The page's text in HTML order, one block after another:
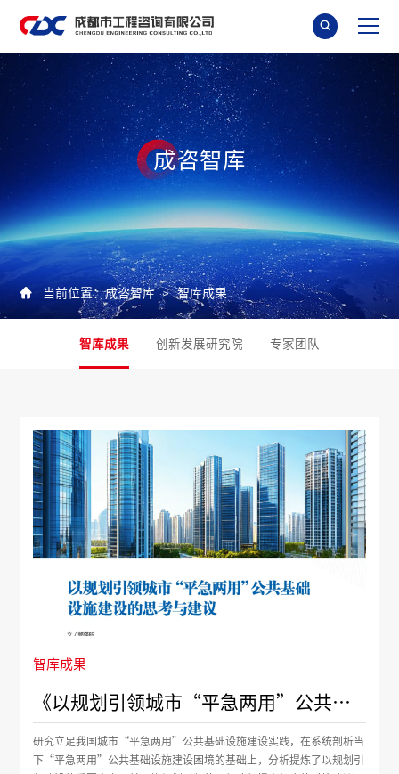

成咨智库
 当前位置：成咨智库 > 智库成果
智库成果 创新发展研究院 专家团队
智库成果
《以规划引领城市“平急两用”公共基础设施建设的思考与建议》
研究立足我国城市“平急两用”公共基础设施建设实践，在系统剖析当
下“平急两用”公共基础设施建设困境的基础上，分析提炼了以规划引